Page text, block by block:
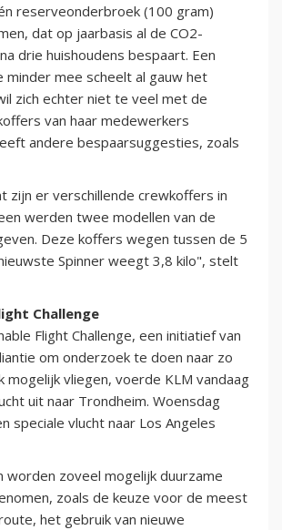
reserveonderbroek (100 gram)
dat op jaarbasis al de CO2-
drie huishoudens bespaart. Een
minder mee scheelt al gauw het
zich echter niet te veel met de
van haar medewerkers
andere bespaarsuggesties, zoals
zijn er verschillende crewkoffers in
werden twee modellen van de
Deze koffers wegen tussen de 5
Spinner weegt 3,8 kilo", stelt
Challenge
Flight Challenge, een initiatief van
om onderzoek te doen naar zo
mogelijk vliegen, voerde KLM vandaag
uit naar Trondheim. Woensdag
speciale vlucht naar Los Angeles
worden zoveel mogelijk duurzame
zoals de keuze voor de meest
het gebruik van nieuwe